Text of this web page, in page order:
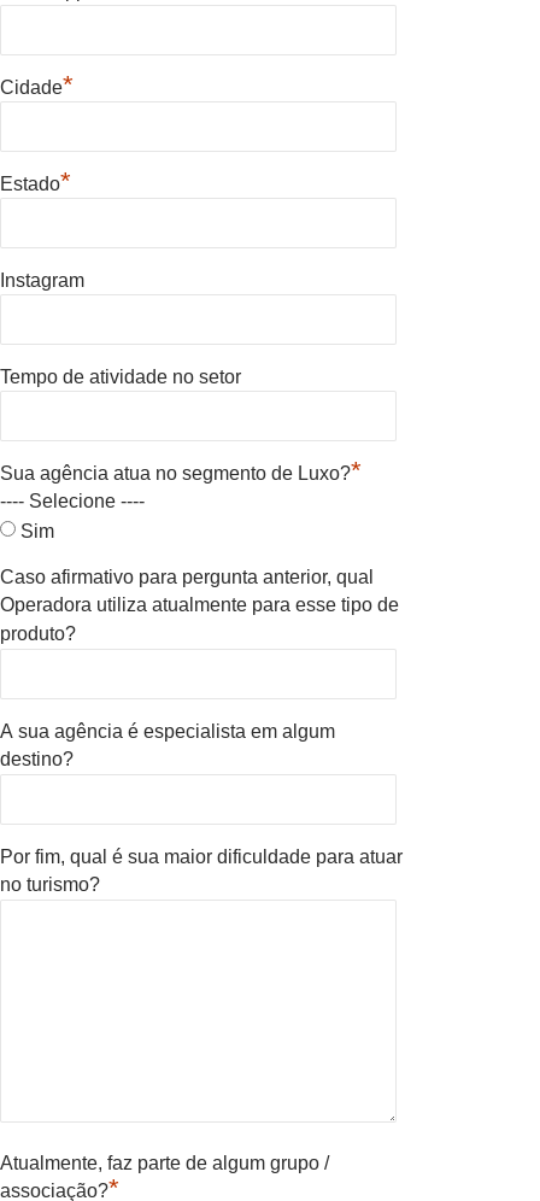
Cidade*
Estado*
Instagram
Tempo de atividade no setor
Sua agência atua no segmento de Luxo?*
---- Selecione ----
Sim
Caso afirmativo para pergunta anterior, qual
Operadora utiliza atualmente para esse tipo de
produto?
A sua agência é especialista em algum
destino?
Por fim, qual é sua maior dificuldade para atuar
no turismo?
Atualmente, faz parte de algum grupo /
associação?*